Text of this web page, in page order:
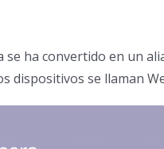
ha convertido en un
dispositivos se llaman